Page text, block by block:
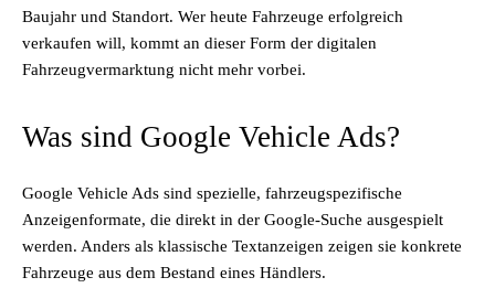
Baujahr und Standort. Wer heute Fahrzeuge erfolgreich
verkaufen will, kommt an dieser Form der digitalen
Fahrzeugvermarktung nicht mehr vorbei.
Was sind Google Vehicle Ads?
Google Vehicle Ads sind spezielle, fahrzeugspezifische
Anzeigenformate, die direkt in der Google-Suche ausgespielt
werden. Anders als klassische Textanzeigen zeigen sie konkrete
Fahrzeuge aus dem Bestand eines Händlers.